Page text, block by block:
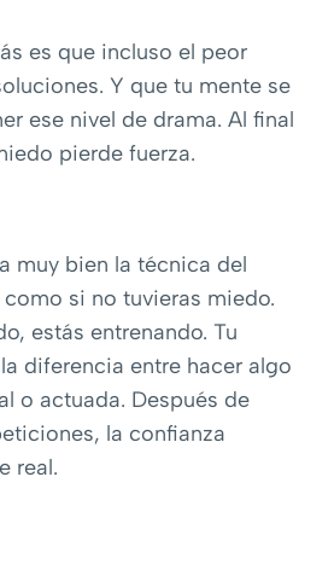
es que incluso el peor
Y que tu mente se
ese nivel de drama. Al final
pierde fuerza.
muy bien la técnica del
como si no tuvieras miedo.
estás entrenando. Tu
diferencia entre hacer algo
o actuada. Después de
la confianza
real.